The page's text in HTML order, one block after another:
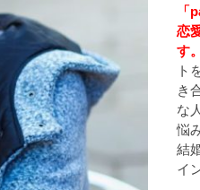
「
恋
す。
ト
き
な
悩
結
イ